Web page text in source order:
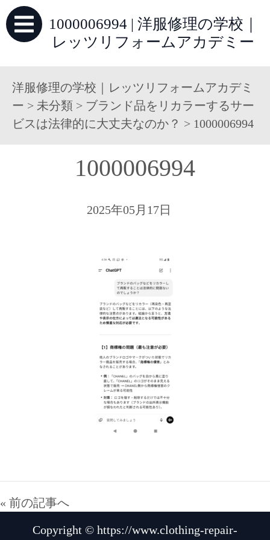
1000006994 | 洋服修理の学校｜
レッツリフォームアカデミー
洋服修理の学校｜レッツリフォームアカデミ
ー > 未分類 > ブランド品をリカラーするサー
ビスは法律的に大丈夫なのか？ > 1000006994
1000006994
2025年05月17日
« 前の記事へ
Copyright © https://www.clothing-repair-